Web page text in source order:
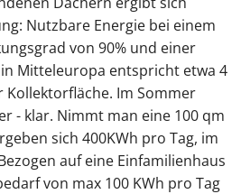
Nutzbare Energie bei einem
von 90% und einer
Mitteleuropa entspricht etwa 4
Im Sommer
- klar. Nimmt man eine 100 qm
sich 400KWh pro Tag, im
auf eine Einfamilienhaus
von max 100 KWh pro Tag